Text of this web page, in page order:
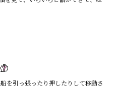
を引っ張ったり押したりして移動さ